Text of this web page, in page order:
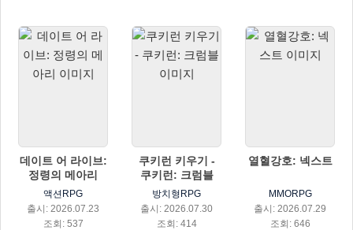
데이트 어 라이브:
정령의 메아리
액션RPG
출시: 2026.07.23
조회: 537
쿠키런 키우기 -
쿠키런: 크럼블
방치형RPG
출시: 2026.07.30
조회: 414
열혈강호: 넥스트
MMORPG
출시: 2026.07.29
조회: 646